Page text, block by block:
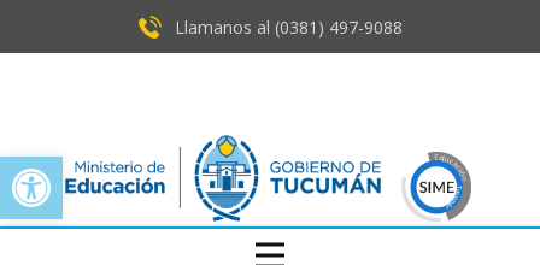
Open toolbar
Llamanos al (0381) ​497-9088